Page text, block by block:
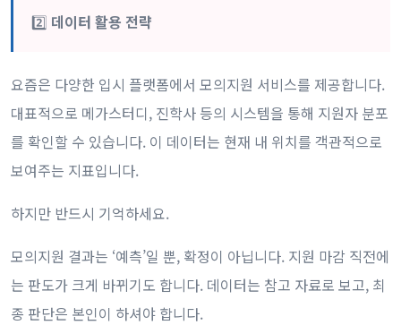
2️⃣ 데이터 활용 전략
요즘은 다양한 입시 플랫폼에서 모의지원 서비스를 제공합니다.
대표적으로 메가스터디, 진학사 등의 시스템을 통해 지원자 분포
를 확인할 수 있습니다. 이 데이터는 현재 내 위치를 객관적으로
보여주는 지표입니다.
하지만 반드시 기억하세요.
모의지원 결과는 ‘예측’일 뿐, 확정이 아닙니다. 지원 마감 직전에
는 판도가 크게 바뀌기도 합니다. 데이터는 참고 자료로 보고, 최
종 판단은 본인이 하셔야 합니다.